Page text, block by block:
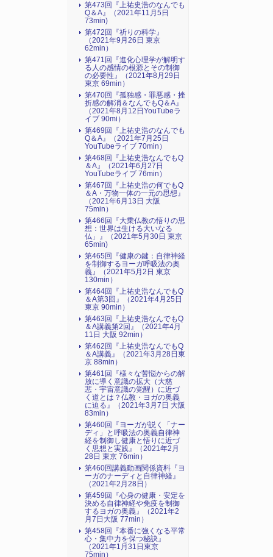
第473回『上祐史浩のなんでも
Q＆A』（2021年11月5日
73min)
第472回『祈りの科学』
（2021年9月26日 東京
62min）
第471回『進化心理学が解明す
る人の感情の根源とその制御
の必要性』（2021年8月29日
東京 69min）
第470回『孤独感・罪悪感・挫
折感の解消＆なんでもQ＆A』
（2021年8月12日YouTubeラ
イブ 90mi）
第469回『上祐史浩のなんでも
Q＆A』（2021年7月25日
YouTubeライブ 70min）
第468回『上祐史浩なんでもQ
＆A』（2021年6月27日
YouTubeライブ 76min）
第467回『上祐史浩の何でもQ
＆A・万物一体の一元の思想』
（2021年6月13日 大阪
75min）
第466回『大乗仏教の悟りの思
想：世界は生ける大いなる
仏」』（2021年5月30日 東京
65min)
第465回『健康の鍵：自律神経
を制御するヨーガ呼吸法の奥
義』（2021年5月2日 東京
130min）
第464回『上祐史浩なんでもQ
＆A第3回』（2021年4月25日
東京 90min）
第463回『上祐史浩なんでもQ
＆A講義第2回』（2021年4月
11日 大阪 92min）
第462回『上祐史浩なんでもQ
＆A講義』（2021年3月28日東
京 88min）
第461回『様々な苦悩からの解
放に導く意識の拡大（大慈
悲・宇宙意識の覚醒）に近づ
く道とは？仏教・ヨガの奥義
に迫る』（2021年3月7日 大阪
83min）
第460回『ヨーガが説く「ナー
ディ」と呼吸法の奥義自律神
経を制御し健康と悟りに近づ
く思想と実践』（2021年2月
28日 東京 76min）
第460回講義動画関係資料『ヨ
ーガのナーディと自律神経』
（2021年2月28日）
第459回『心身の健康・安定を
決める自律神経や免疫を制御
するヨガの奥義』（2021年2
月7日大阪 77min）
第458回『本番に強くなる平常
心・集中力を保つ秘訣』
（2021年1月31日東京
75min）